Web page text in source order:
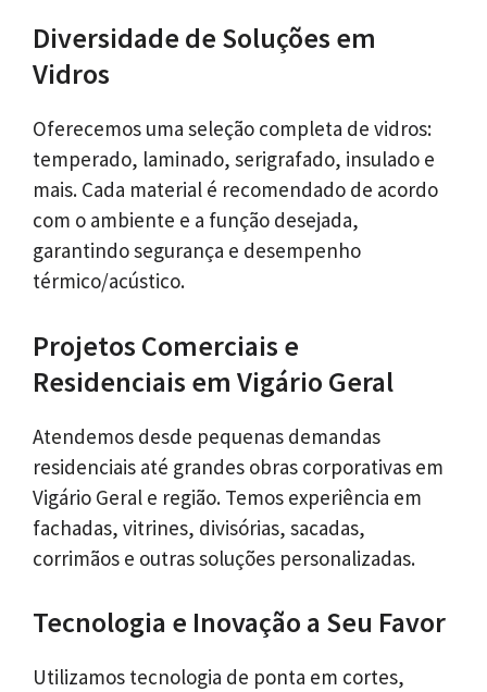
Diversidade de Soluções em
Vidros
Oferecemos uma seleção completa de vidros:
temperado, laminado, serigrafado, insulado e
mais. Cada material é recomendado de acordo
com o ambiente e a função desejada,
garantindo segurança e desempenho
térmico/acústico.
Projetos Comerciais e
Residenciais em Vigário Geral
Atendemos desde pequenas demandas
residenciais até grandes obras corporativas em
Vigário Geral e região. Temos experiência em
fachadas, vitrines, divisórias, sacadas,
corrimãos e outras soluções personalizadas.
Tecnologia e Inovação a Seu Favor
Utilizamos tecnologia de ponta em cortes,